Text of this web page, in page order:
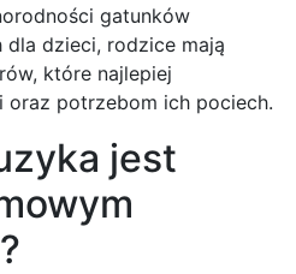
gatunków
dzieci, rodzice mają
które najlepiej
potrzebom ich pociech.
jest